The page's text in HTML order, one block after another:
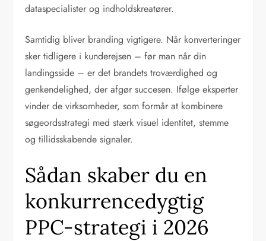
dataspecialister og indholdskreatører.
Samtidig bliver branding vigtigere. Når konverteringer
sker tidligere i kunderejsen – før man når din
landingsside – er det brandets troværdighed og
genkendelighed, der afgør succesen. Ifølge eksperter
vinder de virksomheder, som formår at kombinere
søgeordsstrategi med stærk visuel identitet, stemme
og tillidsskabende signaler.
Sådan skaber du en
konkurrencedygtig
PPC-strategi i 2026